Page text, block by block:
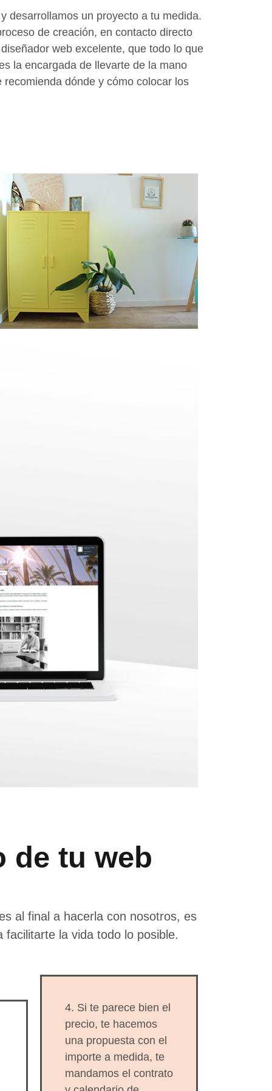
desarrollamos un proyecto a tu medida.
de creación, en contacto directo
web excelente, que todo lo que
la encargada de llevarte de la mano
dónde y cómo colocar los
de tu web
al final a hacerla con nosotros, es
la vida todo lo posible.
4. Si te parece bien el
precio, te hacemos
una propuesta con el
importe a medida, te
mandamos el contrato